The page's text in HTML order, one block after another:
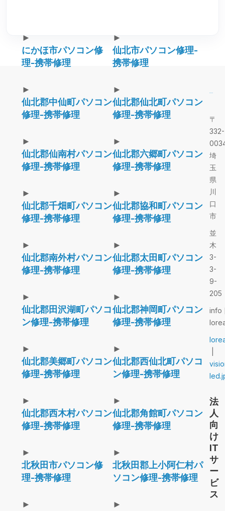
►
にかほ市パソコン修
理-携帯修理
►
仙北市パソコン修理-
携帯修理
►
仙北郡中仙町パソコン
修理-携帯修理
►
仙北郡仙北町パソコン
修理-携帯修理
►
仙北郡仙南村パソコン
修理-携帯修理
►
仙北郡六郷町パソコン
修理-携帯修理
►
仙北郡千畑町パソコン
修理-携帯修理
►
仙北郡協和町パソコン
修理-携帯修理
►
仙北郡南外村パソコン
修理-携帯修理
►
仙北郡太田町パソコン
修理-携帯修理
►
仙北郡田沢湖町パソコ
ン修理-携帯修理
►
仙北郡神岡町パソコン
修理-携帯修理
►
仙北郡美郷町パソコン
修理-携帯修理
►
仙北郡西仙北町パソコ
ン修理-携帯修理
►
仙北郡西木村パソコン
修理-携帯修理
►
仙北郡角館町パソコン
修理-携帯修理
►
北秋田市パソコン修
理-携帯修理
►
北秋田郡上小阿仁村パ
ソコン修理-携帯修理
►
►
〒
332-
埼
玉
県
川
口
市
並
木
3-
3-
9-
205
info
法
人
向
け
IT
サ
ー
ビ
ス